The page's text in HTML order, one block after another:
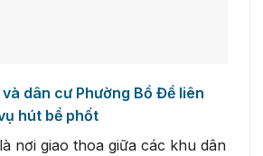
dân cư Phường Bồ Đề liên
hút bể phốt
nơi giao thoa giữa các khu dân